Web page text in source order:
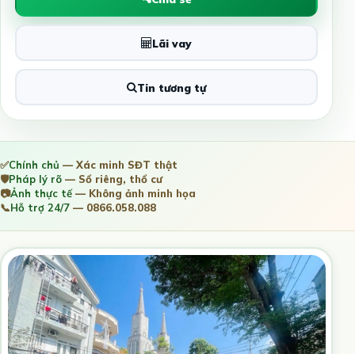
Lãi vay
Tin tương tự
✅Chính chủ — Xác minh SĐT thật
🛡️Pháp lý rõ — Sổ riêng, thổ cư
📷Ảnh thực tế— Không ảnh minh họa
📞Hỗ trợ 24/7 — 0866.058.088